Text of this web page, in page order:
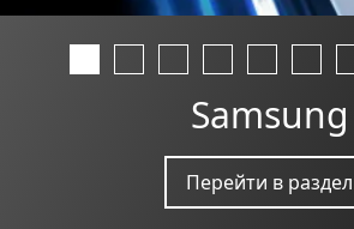
Samsung
Перейти в раздел